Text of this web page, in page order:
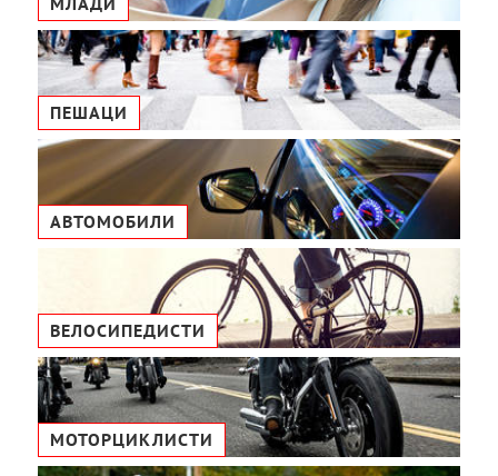
ПЕШАЦИ
АВТОМОБИЛИ
ВЕЛОСИПЕДИСТИ
МОТОРЦИКЛИСТИ